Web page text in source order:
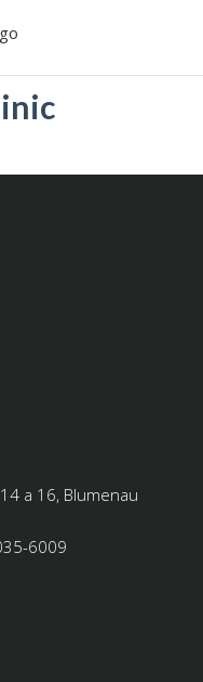
a 16, Blumenau
6009